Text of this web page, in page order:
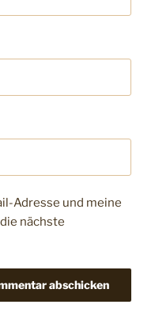
Adresse und meine
nächste